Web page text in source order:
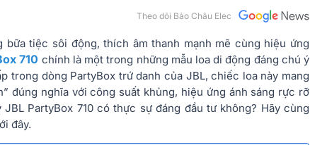
Theo dõi Bảo Châu Elec
bữa tiệc sôi động, thích âm thanh mạnh mẽ cùng hiệu ứng
710 chính là một trong những mẫu loa di động đáng chú ý
trong dòng PartyBox trứ danh của JBL, chiếc loa này mang
đúng nghĩa với công suất khủng, hiệu ứng ánh sáng rực rỡ
PartyBox 710 có thực sự đáng đầu tư không? Hãy cùng
đây.